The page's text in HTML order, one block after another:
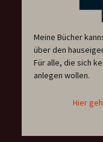
Meine Bücher
über den
Für alle, die sich
anlegen wollen.
Hier